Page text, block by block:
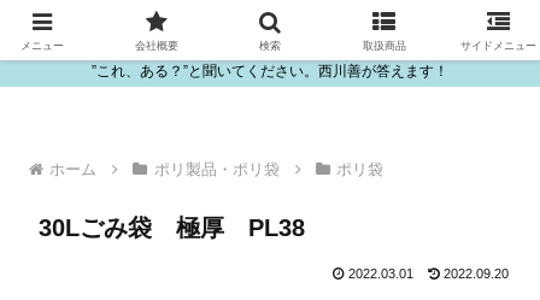
ビニール・プラスチック製品の卸販売は西川善
”これ、ある？”と聞いてください。西川善が答えます！
ホーム ポリ製品・ポリ袋 ポリ袋
30Lごみ袋 極厚 PL38
2022.03.01 2022.09.20
メニュー 会社概要 検索 取扱商品 サイドメニュー